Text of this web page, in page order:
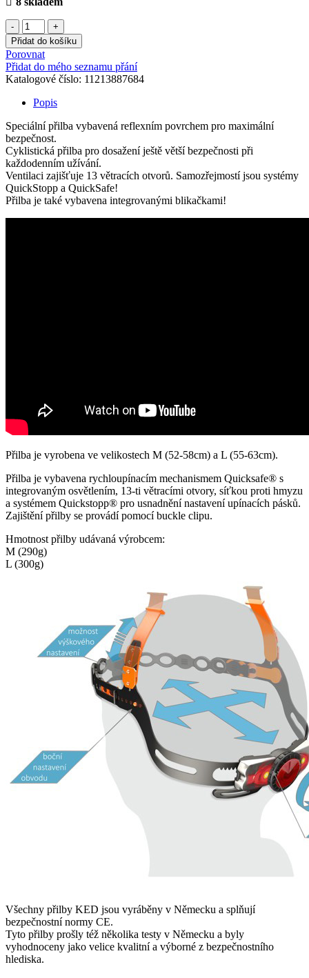
přilba
KED
Certus
Pro
M
light
grey
matt
52-
58
cm
množství
Přidat do košíku
Porovnat
Přidat do mého seznamu přání
Katalogové číslo: 11213887684
Popis
Speciální přilba vybavená reflexním povrchem pro maximální
bezpečnost.
Cyklistická přilba pro dosažení ještě větší bezpečnosti při
každodenním užívání.
Ventilaci zajišťuje 13 větracích otvorů. Samozřejmostí jsou systémy
QuickStopp a QuickSafe!
Přilba je také vybavena integrovanými blikačkami!
Přilba je vyrobena ve velikostech M (52-58cm) a L (55-63cm).
Přilba je vybavena rychloupínacím mechanismem Quicksafe® s
integrovaným osvětlením, 13-ti větracími otvory, síťkou proti hmyzu
a systémem Quickstopp® pro usnadnění nastavení upínacích pásků.
Zajištění přilby se provádí pomocí buckle clipu.
Hmotnost přilby udávaná výrobcem:
M (290g)
L (300g)
Všechny přilby KED jsou vyráběny v Německu a splňují
bezpečnostní normy CE.
Tyto přilby prošly též několika testy v Německu a byly
vyhodnoceny jako velice kvalitní a výborné z bezpečnostního
hlediska.